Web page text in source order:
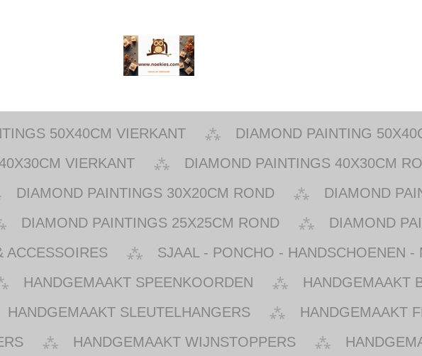
50X40CM VIERKANT
DIAMOND PAINTING
VIERKANT
DIAMOND PAINTINGS 40X30CM
DIAMOND PAINTINGS 30X20CM ROND
DIAMOND
DIAMOND PAINTINGS 25X25CM ROND
DIAMOND
ACCESSOIRES
SJAAL - PONCHO - HANDSCHOENEN -
HANDGEMAAKT SPEENKOORDEN
HANDGEMAAKT
HANDGEMAAKT SLEUTELHANGERS
HANDGEMAAKT
HANDGEMAAKT WIJNSTOPPERS